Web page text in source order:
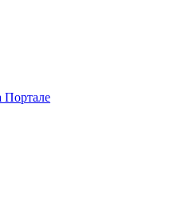
Портале